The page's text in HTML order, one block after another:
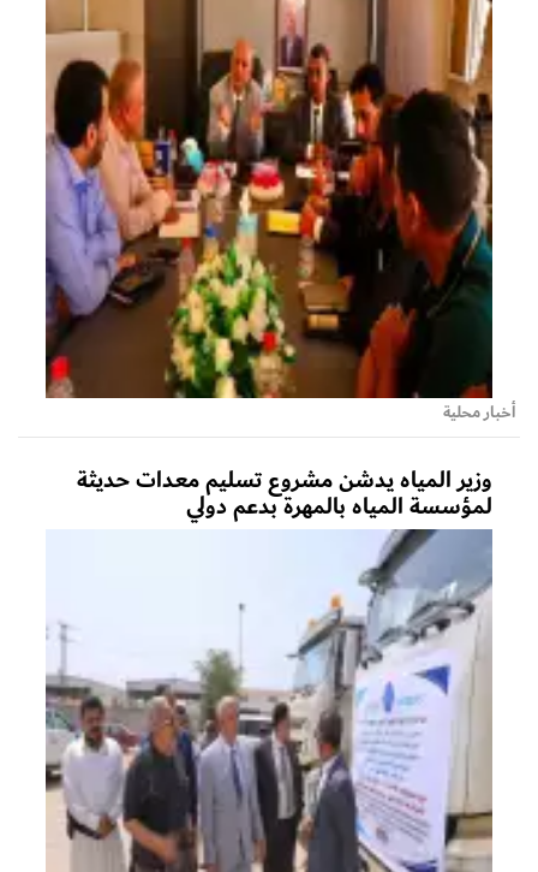
أخبار محلية
وزير المياه يدشن مشروع تسليم معدات حديثة
لمؤسسة المياه بالمهرة بدعم دولي